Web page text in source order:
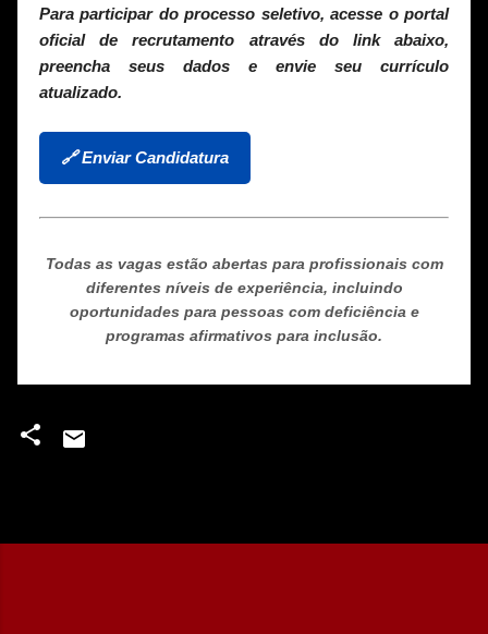
Para participar do processo seletivo, acesse o portal
oficial de recrutamento através do link abaixo,
preencha seus dados e envie seu currículo
atualizado.
🔗 Enviar Candidatura
Todas as vagas estão abertas para profissionais com
diferentes níveis de experiência, incluindo
oportunidades para pessoas com deficiência e
programas afirmativos para inclusão.